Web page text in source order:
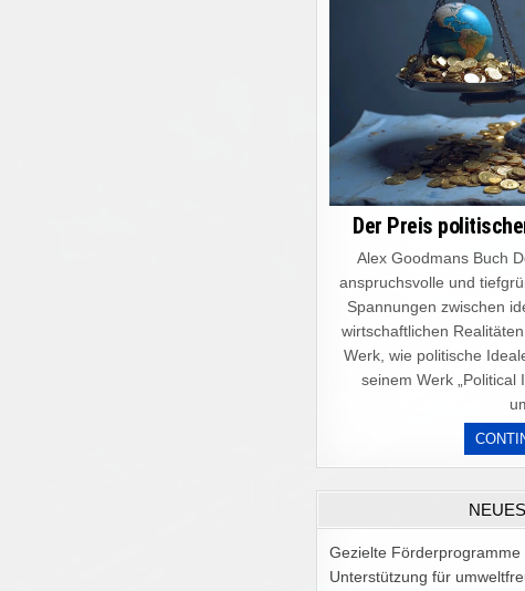
Der Preis
Alex Goodmans Buch
anspruchsvolle und
Spannungen zwischen
wirtschaftlichen
Werk, wie politische
seinem Werk „Political
Gezielte
Unterstützung für